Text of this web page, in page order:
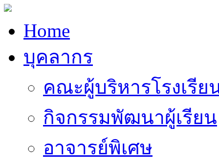
Home
บุคลากร
คณะผู้บริหารโรงเรีย
กิจกรรมพัฒนาผู้เรียน
อาจารย์พิเศษ